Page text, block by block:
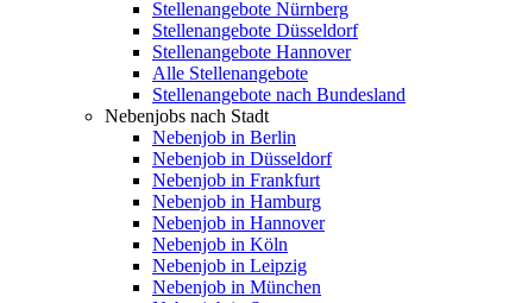
Stellenangebote Nürnberg
Stellenangebote Düsseldorf
Stellenangebote Hannover
Alle Stellenangebote
Stellenangebote nach Bundesland
Nebenjobs nach Stadt
Nebenjob in Berlin
Nebenjob in Düsseldorf
Nebenjob in Frankfurt
Nebenjob in Hamburg
Nebenjob in Hannover
Nebenjob in Köln
Nebenjob in Leipzig
Nebenjob in München